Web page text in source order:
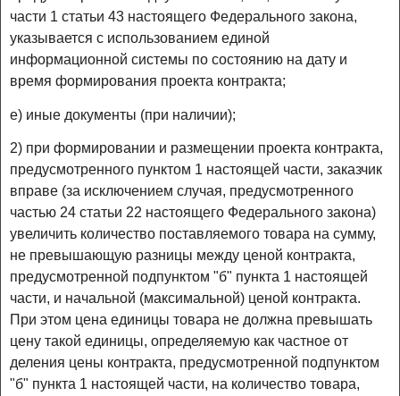
части 1 статьи 43 настоящего Федерального закона,
указывается с использованием единой
информационной системы по состоянию на дату и
время формирования проекта контракта;
е) иные документы (при наличии);
2) при формировании и размещении проекта контракта,
предусмотренного пунктом 1 настоящей части, заказчик
вправе (за исключением случая, предусмотренного
частью 24 статьи 22 настоящего Федерального закона)
увеличить количество поставляемого товара на сумму,
не превышающую разницы между ценой контракта,
предусмотренной подпунктом "б" пункта 1 настоящей
части, и начальной (максимальной) ценой контракта.
При этом цена единицы товара не должна превышать
цену такой единицы, определяемую как частное от
деления цены контракта, предусмотренной подпунктом
"б" пункта 1 настоящей части, на количество товара,